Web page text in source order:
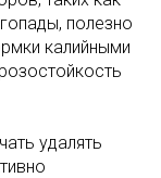
полезно
калийными
удалять